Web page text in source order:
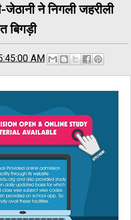
ने निगली जहरीली
बिगड़ी
AM